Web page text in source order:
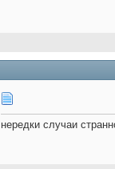
нередки случаи